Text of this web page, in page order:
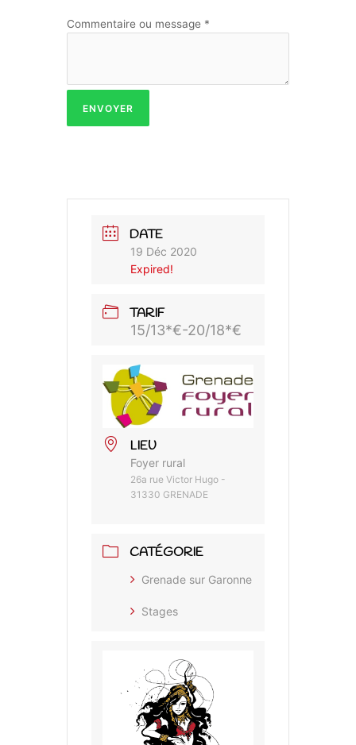
Commentaire ou message *
ENVOYER
DATE
19 Déc 2020
Expired!
TARIF
15/13*€-20/18*€
LIEU
Foyer rural
26a rue Victor Hugo -
31330 GRENADE
CATÉGORIE
Grenade sur Garonne
Stages